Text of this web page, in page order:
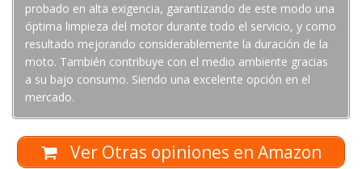
probado en alta exigencia, garantizando de este modo una
óptima limpieza del motor durante todo el servicio, y como
resultado mejorando considerablemente la duración de la
moto. También contribuye con el medio ambiente gracias
a su bajo consumo. Siendo una excelente opción en el
mercado.
Ver Otras opiniones en Amazon